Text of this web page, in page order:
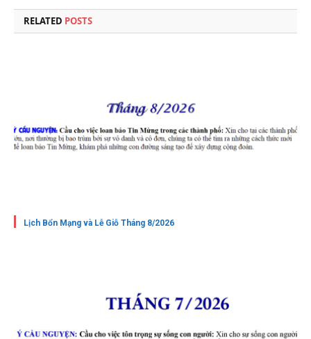
RELATED POSTS
Lịch Bổn Mạng và Lễ Giỗ Tháng 8/2026